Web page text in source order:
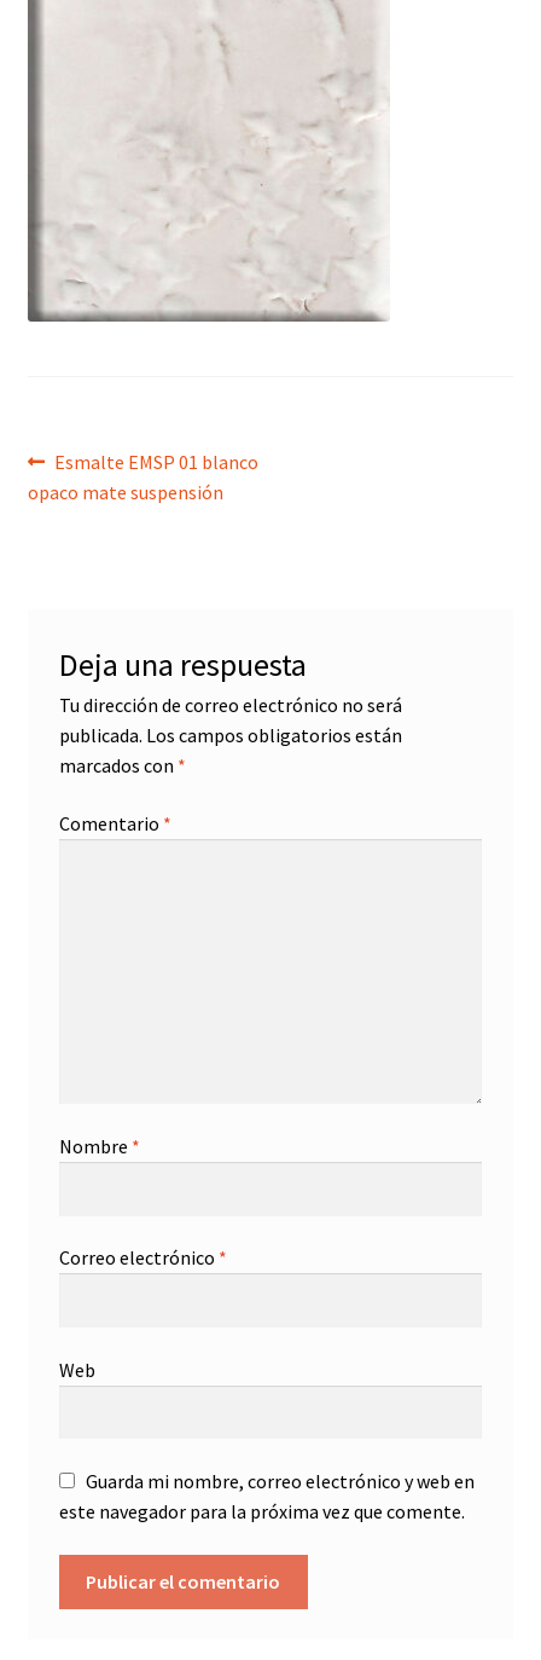
Navegación
de
Anterior:
Esmalte EMSP 01 blanco
opaco mate suspensión
Deja una respuesta
Tu dirección de correo electrónico no será
publicada. Los campos obligatorios están
marcados con *
Comentario *
Nombre *
Correo electrónico *
Web
Guarda mi nombre, correo electrónico y web en
este navegador para la próxima vez que comente.